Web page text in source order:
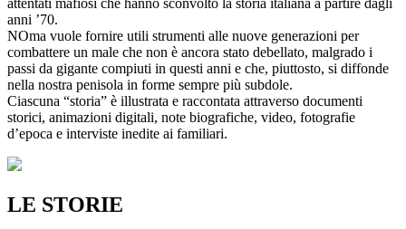
attentati mafiosi che hanno sconvolto la storia italiana a partire dagli
anni ’70.
NOma vuole fornire utili strumenti alle nuove generazioni per
combattere un male che non è ancora stato debellato, malgrado i
passi da gigante compiuti in questi anni e che, piuttosto, si diffonde
nella nostra penisola in forme sempre più subdole.
Ciascuna “storia” è illustrata e raccontata attraverso documenti
storici, animazioni digitali, note biografiche, video, fotografie
d’epoca e interviste inedite ai familiari.
LE STORIE